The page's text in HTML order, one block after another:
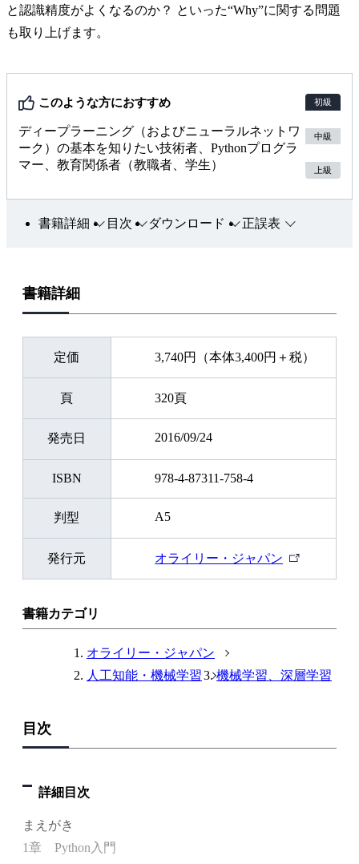
と認識精度がよくなるのか？ といった“Why”に関する問題
も取り上げます。
このような方におすすめ
ディープラーニング（およびニューラルネットワ
ーク）の基本を知りたい技術者、Pythonプログラ
マー、教育関係者（教職者、学生）
初級
中級
上級
書籍詳細 目次 ダウンロード 正誤表
書籍詳細
定価 3,740円（本体3,400円＋税）
頁 320頁
発売日 2016/09/24
ISBN 978-4-87311-758-4
判型 A5
発行元 オライリー・ジャパン
外
書籍カテゴリ
オライリー・ジャパン
人工知能・機械学習
機械学習、深層学習
目次
詳細目次
まえがき
1章 Python入門